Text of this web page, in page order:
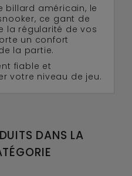
billard américain, le
ce gant de
la régularité de vos
un confort
la partie.
fiable et
votre niveau de jeu.
DANS LA